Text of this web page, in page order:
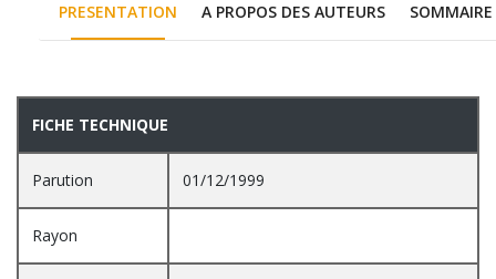
PRESENTATION A PROPOS DES AUTEURS SOMMAIRE
PRESENTATION
FICHE TECHNIQUE
Parution 01/12/1999
Rayon